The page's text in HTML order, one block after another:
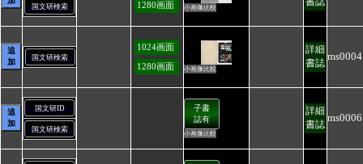
国文研検索 1280画面 小画像比較
追
加
国文研検索
1024画面
1280画面 小画像比較
詳細
書誌
ms0004
追
加
国文研ID
国文研検索
子書
誌有
小画像比較
詳細
書誌
ms0006